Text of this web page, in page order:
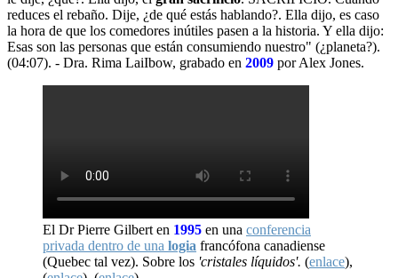
reduces el rebaño. Dije, ¿de qué estás hablando?. Ella dijo, es caso
la hora de que los comedores inútiles pasen a la historia. Y ella dijo:
Esas son las personas que están consumiendo nuestro" (¿planeta?).
(04:07). - Dra. Rima LaiIbow, grabado en 2009 por Alex Jones.
El Dr Pierre Gilbert en 1995 en una conferencia
privada dentro de una logia francófona canadiense
(Quebec tal vez). Sobre los 'cristales líquidos'. (enlace),